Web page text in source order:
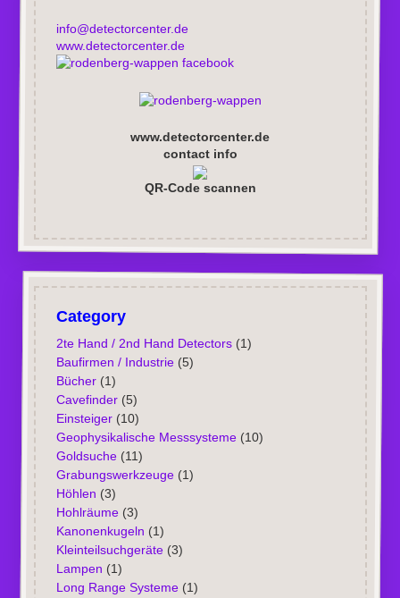
info@detectorcenter.de
www.detectorcenter.de
facebook
www.detectorcenter.de
contact info
QR-Code scannen
Category
2te Hand / 2nd Hand Detectors(1)
Baufirmen / Industrie(5)
Bücher(1)
Cavefinder(5)
Einsteiger(10)
Geophysikalische Messsysteme(10)
Goldsuche(11)
Grabungswerkzeuge(1)
Höhlen (3)
Hohlräume(3)
Kanonenkugeln (1)
Kleinteilsuchgeräte(3)
Lampen (1)
Long Range Systeme(1)